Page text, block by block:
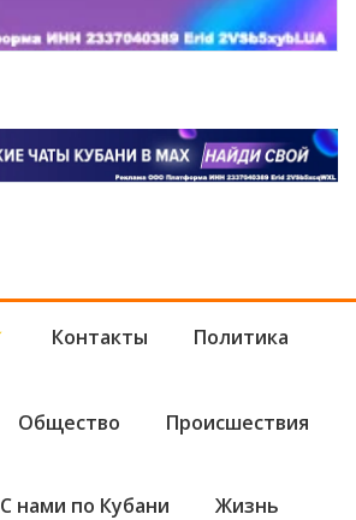
Контакты Политика
Общество Происшествия
С нами по Кубани Жизнь